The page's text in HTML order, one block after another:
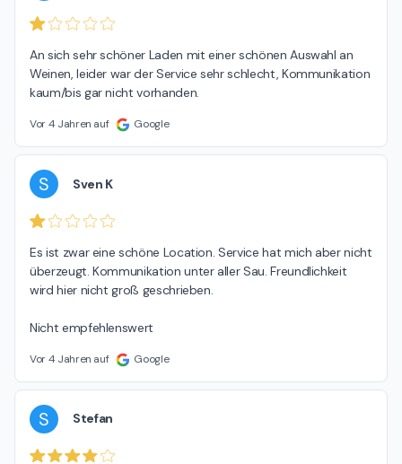
An sich sehr schöner Laden mit einer schönen Auswahl an
Weinen, leider war der Service sehr schlecht, Kommunikation
kaum/bis gar nicht vorhanden.
Vor 4 Jahren auf Google
S Sven K
Es ist zwar eine schöne Location. Service hat mich aber nicht
überzeugt. Kommunikation unter aller Sau. Freundlichkeit
wird hier nicht groß geschrieben.
Nicht empfehlenswert
Vor 4 Jahren auf Google
S Stefan